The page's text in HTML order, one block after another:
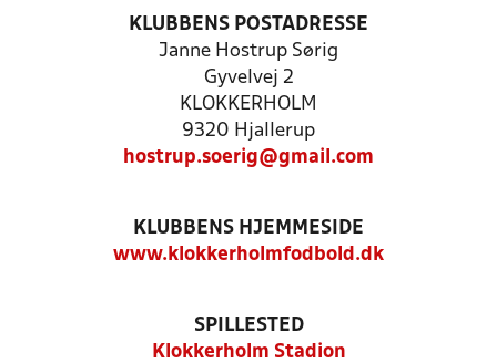
KLUBBENS POSTADRESSE
Janne Hostrup Sørig
Gyvelvej 2
KLOKKERHOLM
9320 Hjallerup
hostrup.soerig@gmail.com
KLUBBENS HJEMMESIDE
www.klokkerholmfodbold.dk
SPILLESTED
Klokkerholm Stadion